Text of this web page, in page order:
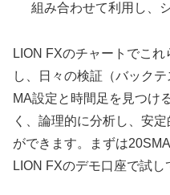
組み合わせて利用し、
LION FXのチャートでこ
し、日々の検証（バック
MA設定と時間足を見つけ
く、論理的に分析し、安
ができます。まずは
LION FXのデモ口座で試し